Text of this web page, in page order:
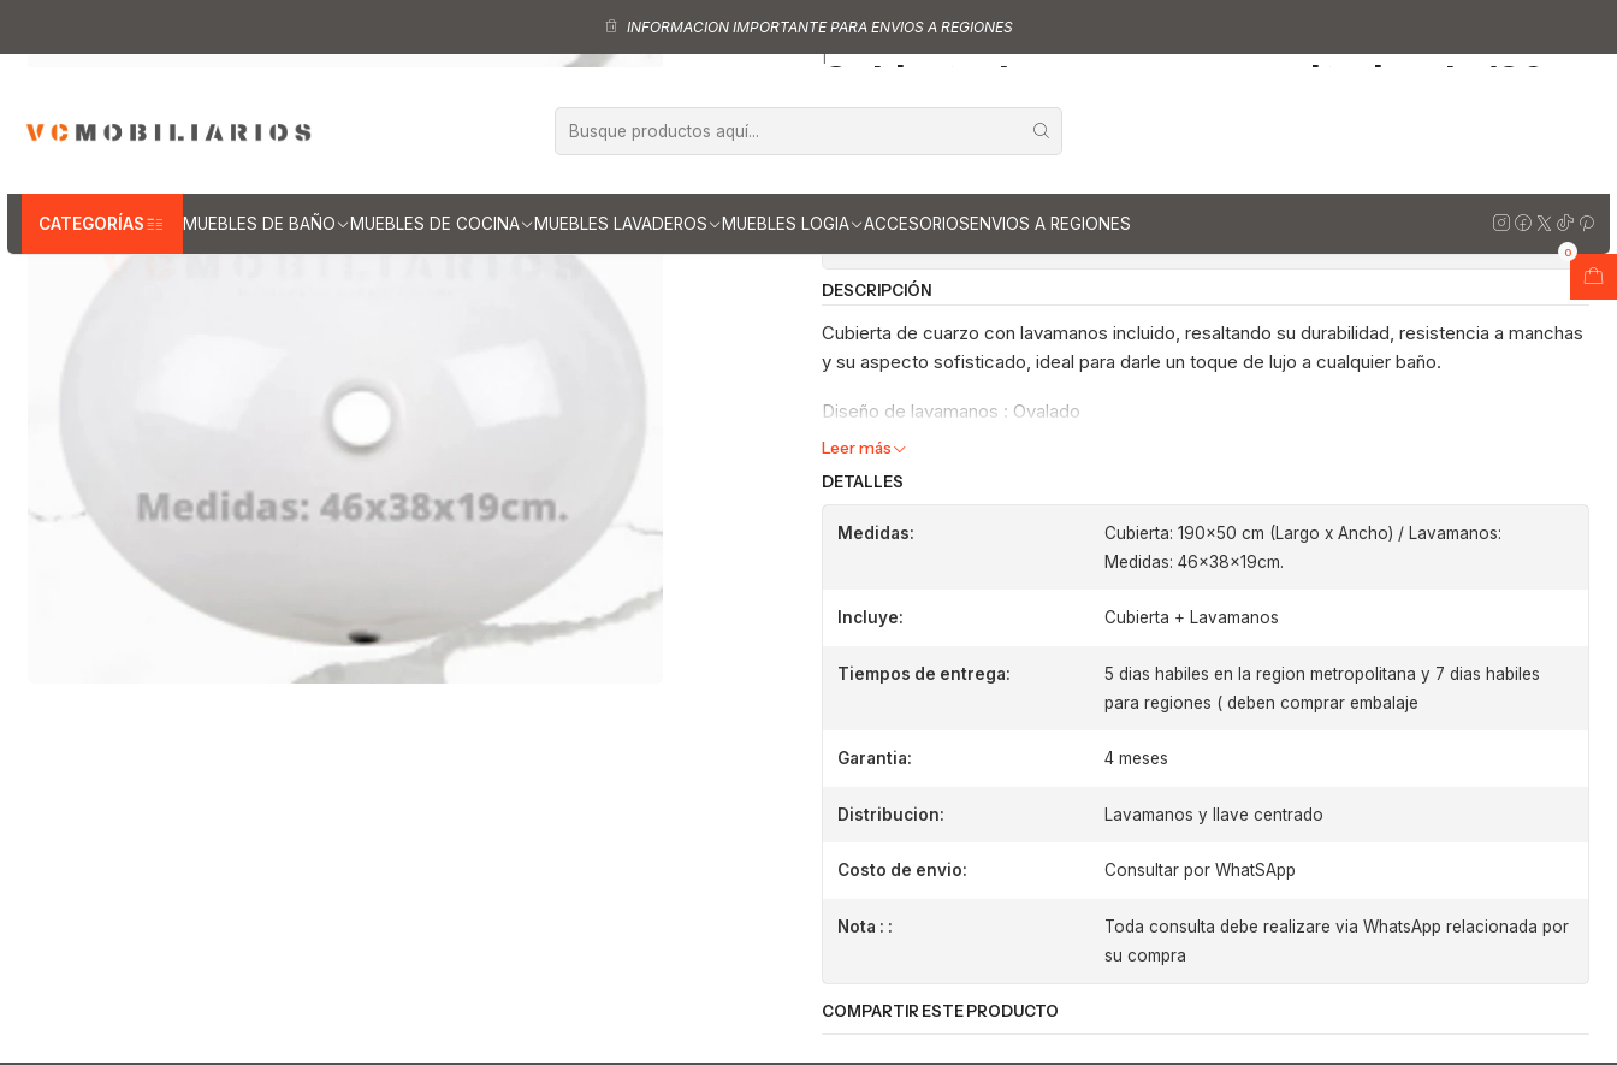
CATEGORÍAS MUEBLES DE BAÑO MUEBLES DE COCINA MUEBLES LAVADEROS MUEBLES LOGIA ACCESORIOSENVIOS A REGIONES
0
INFORMACION IMPORTANTE PARA ENVIOS A REGIONES
Cubiertas para vanitorios de 190 cm
Cubierta de cuarzo para vanitorios de 190 cm / LO / Blanco calacatta
|
Cubierta de cuarzo para vanitorios de 190
cm / LO / Blanco calacatta
DESCRIPCIÓN
Cubierta de cuarzo con lavamanos incluido, resaltando su durabilidad, resistencia a manchas
y su aspecto sofisticado, ideal para darle un toque de lujo a cualquier baño.
Diseño de lavamanos : Ovalado
Leer más
DETALLES
Medidas:
Cubierta: 190x50 cm (Largo x Ancho) / Lavamanos:
Medidas: 46x38x19cm.
Incluye: Cubierta + Lavamanos
Tiempos de entrega:
5 dias habiles en la region metropolitana y 7 dias habiles
para regiones ( deben comprar embalaje
Garantia: 4 meses
Distribucion: Lavamanos y llave centrado
Costo de envio: Consultar por WhatSApp
Nota : :
Toda consulta debe realizare via WhatsApp relacionada por
su compra
COMPARTIR ESTE PRODUCTO